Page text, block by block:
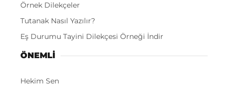
Örnek Dilekçeler
Tutanak Nasıl Yazılır?
Eş Durumu Tayini Dilekçesi Örneği İndir
ÖNEMLI
Hekim Sen